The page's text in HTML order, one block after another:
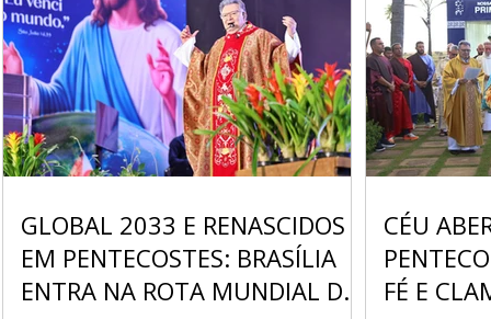
GLOBAL 2033 E RENASCIDOS
EM PENTECOSTES: BRASÍLIA
ENTRA NA ROTA MUNDIAL DA
CÉU
FÉ E